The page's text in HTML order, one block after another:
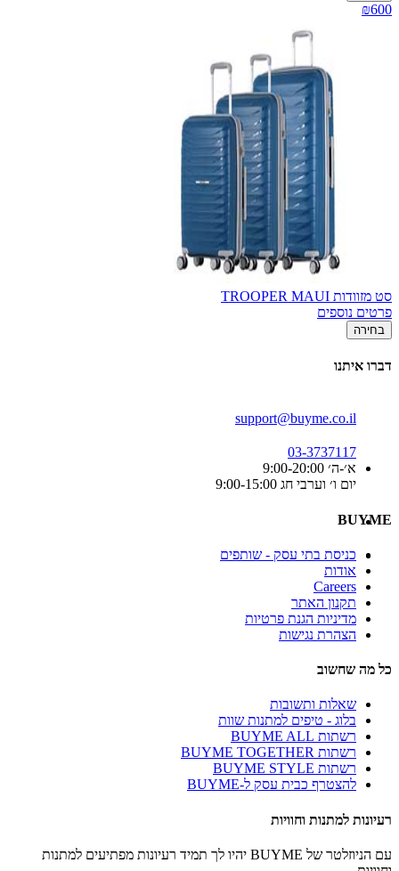
₪600
סט מזוודות TROOPER MAUI
פרטים נוספים
בחירה
דברו איתנו
support@buyme.co.il
03-3737117
א׳-ה׳ 9:00-20:00
יום ו׳ וערבי חג 9:00-15:00
BUYME
כניסת בתי עסק - שותפים
אודות
Careers
תקנון האתר
מדיניות הגנת פרטיות
הצהרת נגישות
כל מה שחשוב
שאלות ותשובות
בלוג - טיפים למתנות שוות
רשתות BUYME ALL
רשתות BUYME TOGETHER
רשתות BUYME STYLE
להצטרף כבית עסק ל-BUYME
רעיונות למתנות וחוויות
עם הניוזלטר של BUYME יהיו לך תמיד רעיונות מפתיעים למתנות